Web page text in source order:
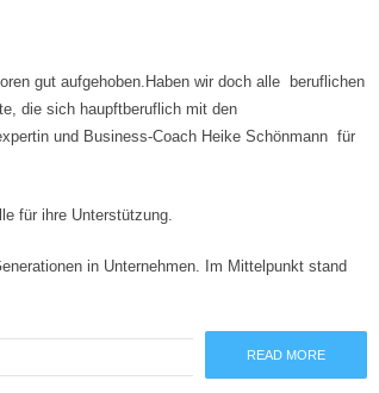
gut aufgehoben.Haben wir doch alle beruflichen
die sich haupftberuflich mit den
und Business-Coach Heike Schönmann für
für ihre Unterstützung.
in Unternehmen. Im Mittelpunkt stand
READ MORE